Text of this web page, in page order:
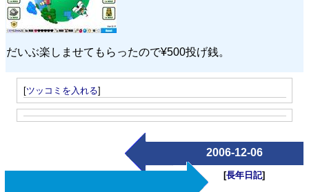
だいぶ楽しませてもらったので¥500投げ銭。
[ツッコミを入れる]
2006-12-06
[長年日記]